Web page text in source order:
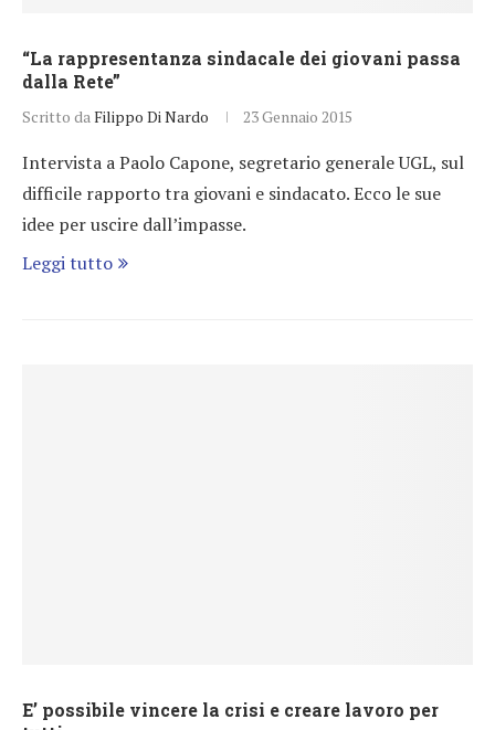
“La rappresentanza sindacale dei giovani passa
dalla Rete”
Scritto da Filippo Di Nardo 23 Gennaio 2015
Intervista a Paolo Capone, segretario generale UGL, sul
difficile rapporto tra giovani e sindacato. Ecco le sue
idee per uscire dall’impasse.
Leggi tutto
E’ possibile vincere la crisi e creare lavoro per